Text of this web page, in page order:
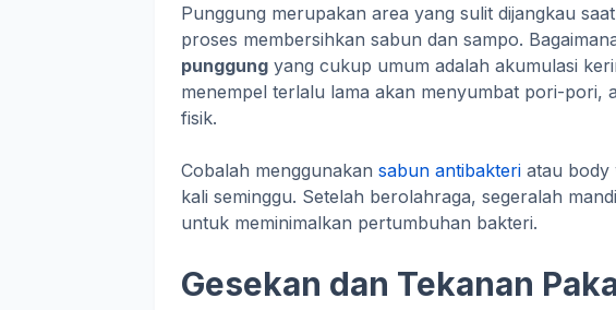
Punggung merupakan area yang sulit dijangkau
proses membersihkan sabun dan sampo.
punggung yang cukup umum adalah akumulasi
menempel terlalu lama akan menyumbat pori-pori,
fisik.
Cobalah menggunakan sabun antibakteri atau body
kali seminggu. Setelah berolahraga, segeralah
untuk meminimalkan pertumbuhan bakteri.
Gesekan dan Tekanan